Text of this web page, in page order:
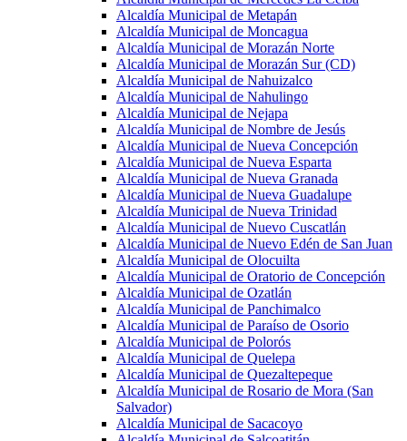
Alcaldía Municipal de Metapán
Alcaldía Municipal de Moncagua
Alcaldía Municipal de Morazán Norte
Alcaldía Municipal de Morazán Sur (CD)
Alcaldía Municipal de Nahuizalco
Alcaldía Municipal de Nahulingo
Alcaldía Municipal de Nejapa
Alcaldía Municipal de Nombre de Jesús
Alcaldía Municipal de Nueva Concepción
Alcaldía Municipal de Nueva Esparta
Alcaldía Municipal de Nueva Granada
Alcaldía Municipal de Nueva Guadalupe
Alcaldía Municipal de Nueva Trinidad
Alcaldía Municipal de Nuevo Cuscatlán
Alcaldía Municipal de Nuevo Edén de San Juan
Alcaldía Municipal de Olocuilta
Alcaldía Municipal de Oratorio de Concepción
Alcaldía Municipal de Ozatlán
Alcaldía Municipal de Panchimalco
Alcaldía Municipal de Paraíso de Osorio
Alcaldía Municipal de Polorós
Alcaldía Municipal de Quelepa
Alcaldía Municipal de Quezaltepeque
Alcaldía Municipal de Rosario de Mora (San
Salvador)
Alcaldía Municipal de Sacacoyo